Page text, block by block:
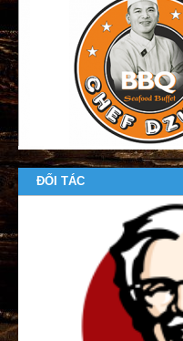
ĐỐI TÁC